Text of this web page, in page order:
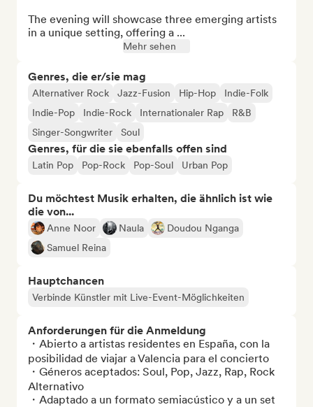
The evening will showcase three emerging artists
in a unique setting, offering a ...
Mehr sehen
Genres, die er/sie mag
Alternativer Rock Jazz-Fusion Hip-Hop
Indie-Folk
Indie-Pop
Indie-Rock Internationaler Rap
R&B
Singer-Songwriter
Soul
Genres, für die sie ebenfalls offen sind
Latin Pop Pop-Rock Pop-Soul Urban Pop
Du möchtest Musik erhalten, die ähnlich ist wie
die von...
Anne Noor Naula
Doudou Nganga
Samuel Reina
Hauptchancen
Verbinde Künstler mit Live-Event-Möglichkeiten
Anforderungen für die Anmeldung
・Abierto a artistas residentes en España, con la
posibilidad de viajar a Valencia para el concierto
・Géneros aceptados: Soul, Pop, Jazz, Rap, Rock
Alternativo
・Adaptado a un formato semiacústico y a un set